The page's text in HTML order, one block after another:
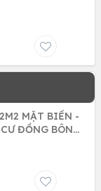
ĐỒNG BÔNG